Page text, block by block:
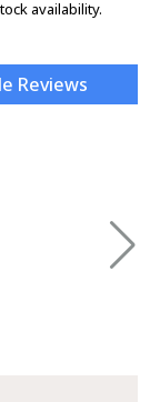
availability.
Reviews